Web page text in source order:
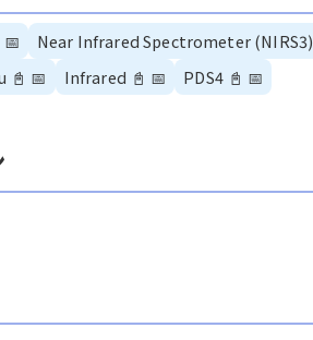
📅 Near Infrared Spectrometer (NIRS3)
📓 📅 Infrared 📓 📅 PDS4 📓 📅